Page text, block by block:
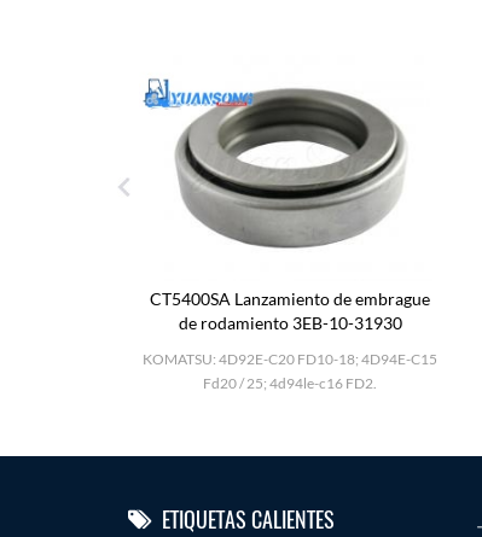
CT5400SA Lanzamiento de embrague
de rodamiento 3EB-10-31930
KOMATSU: 4D92E-C20 FD10-18; 4D94E-C15
Fd20 / 25; 4d94le-c16 FD2.
ETIQUETAS CALIENTES